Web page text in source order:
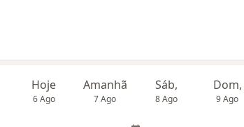
Hoje
6 Ago
Amanhã
7 Ago
Sáb,
8 Ago
Dom,
9 Ago